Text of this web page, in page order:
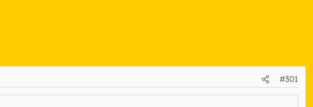
#301